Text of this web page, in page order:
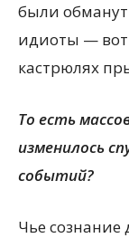
были
идиоты — вот
кастрюлях
То есть
изменилось
событий?
Чье сознание